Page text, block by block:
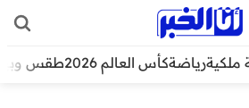
ملكيةرياضةكأس العالم 2026 طقس